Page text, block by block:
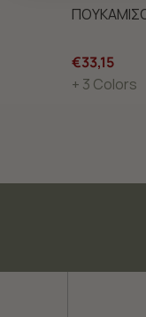
ΠΟΥΚΑΜΙΣΟ
€33,15
+ 3 Colors